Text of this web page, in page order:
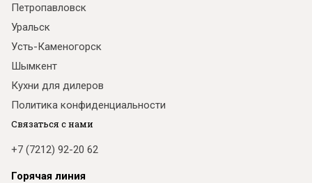
Петропавловск
Уральск
Усть-Каменогорск
Шымкент
Кухни для дилеров
Политика конфиденциальности
Связаться с нами
+7 (7212) 92-20 62
Горячая линия